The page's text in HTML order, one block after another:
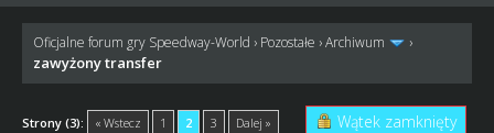
Oficjalne forum gry Speedway-World › Pozostałe ›Archiwum ›
zawyżony transfer
Strony (3): « Wstecz 1 2 3 Dalej » Wątek zamknięty